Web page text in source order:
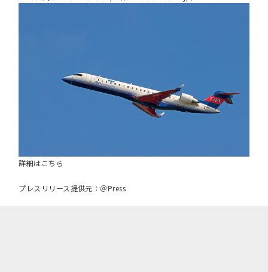
詳細はこちら
プレスリリース提供元：＠Press